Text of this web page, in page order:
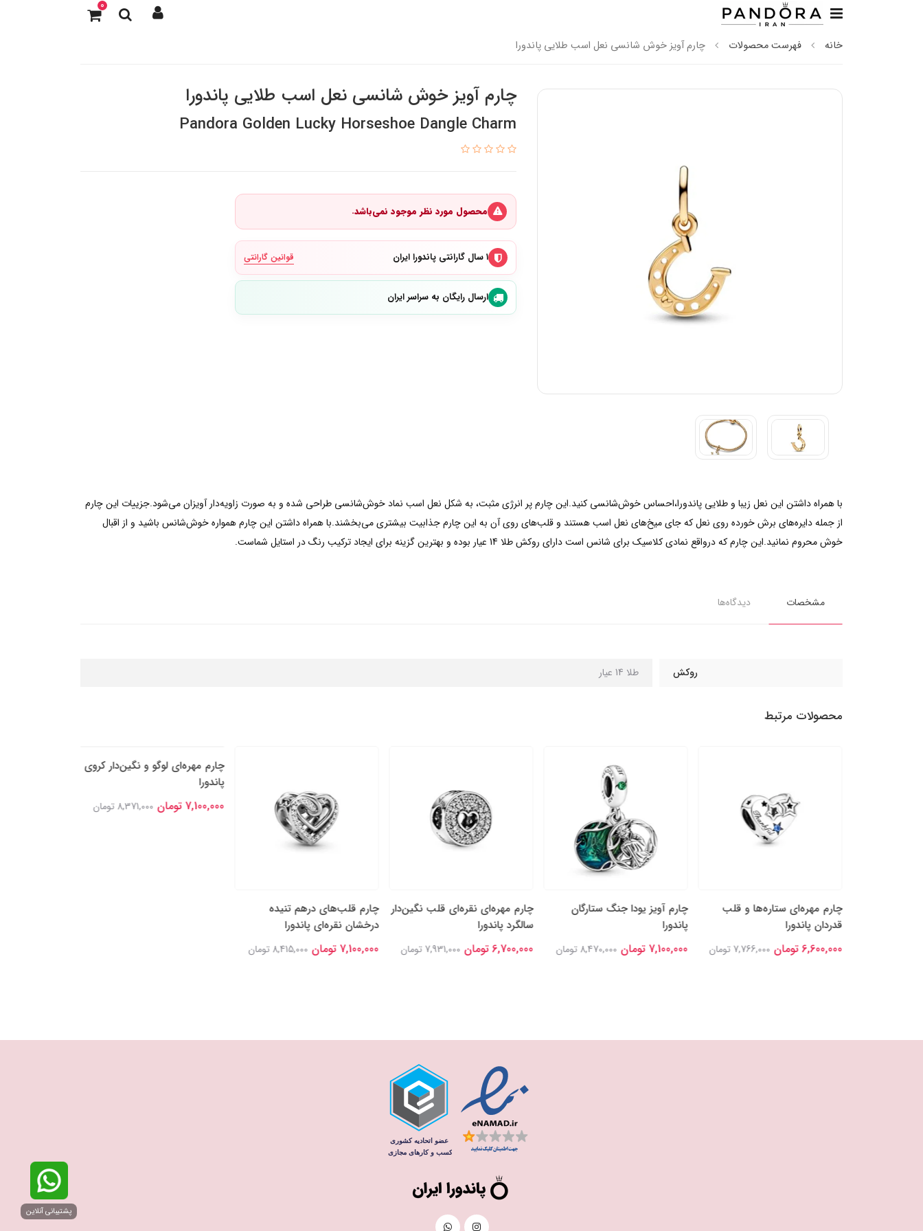
0
خانه فهرست محصولات چارم آویز خوش شانسی نعل اسب طلایی پاندورا
چارم آویز خوش شانسی نعل اسب طلایی پاندورا
Pandora Golden Lucky Horseshoe Dangle Charm
محصول مورد نظر موجود نمی‌باشد.
۱ سال گارانتی پاندورا ایران قوانین گارانتی
ارسال رایگان به سراسر ایران
با همراه داشتن این نعل زیبا و طلایی پاندورا،احساس خوش‌شانسی کنید.این چارم پر انرژی مثبت، به شکل نعل اسب نماد خوش‌شانسی طراحی شده و به صورت زاویه‌دار آویزان می‌شود.جزییات این چارم
از جمله دایره‌های برش خورده روی نعل که جای میخ‌های نعل اسب هستند و قلب‌های روی آن به این چارم جذابیت بیشتری می‌بخشند.با همراه داشتن این چارم همواره خوش‌شانس باشید و از اقبال
خوش محروم نمانید.این چارم که درواقع نمادی کلاسیک برای شانس است دارای روکش طلا 14 عیار بوده و بهترین گزینه برای ایجاد ترکیب رنگ در استایل شماست.
مشخصات دیدگاه‌ها
روکش طلا 14 عیار
محصولات مرتبط
چارم مهره‌ای ستاره‌ها و قلب
قدردان پاندورا
6,600,000 تومان 7,766,000 تومان
چارم آویز یودا جنگ ستارگان
پاندورا
7,100,000 تومان 8,470,000 تومان
چارم مهره‌ای نقره‌ای قلب نگین‌دار
سالگرد پاندورا
6,700,000 تومان 7,931,000 تومان
چارم قلب‌های درهم تنیده
درخشان نقره‌ای پاندورا
7,100,000 تومان 8,415,000 تومان
پشتیبانی آنلاین